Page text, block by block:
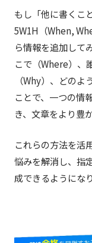
もし「他に書くこ
5W1H（When,
ら情報を追加して
こで（Where）、
（Why）、どの
ことで、一つの情
き、文章をより豊
これらの方法を活
悩みを解消し、指
成できるようにな